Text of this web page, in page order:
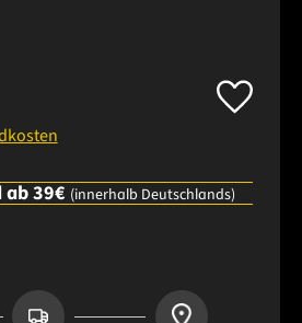
ab 39€ (innerhalb Deutschlands)